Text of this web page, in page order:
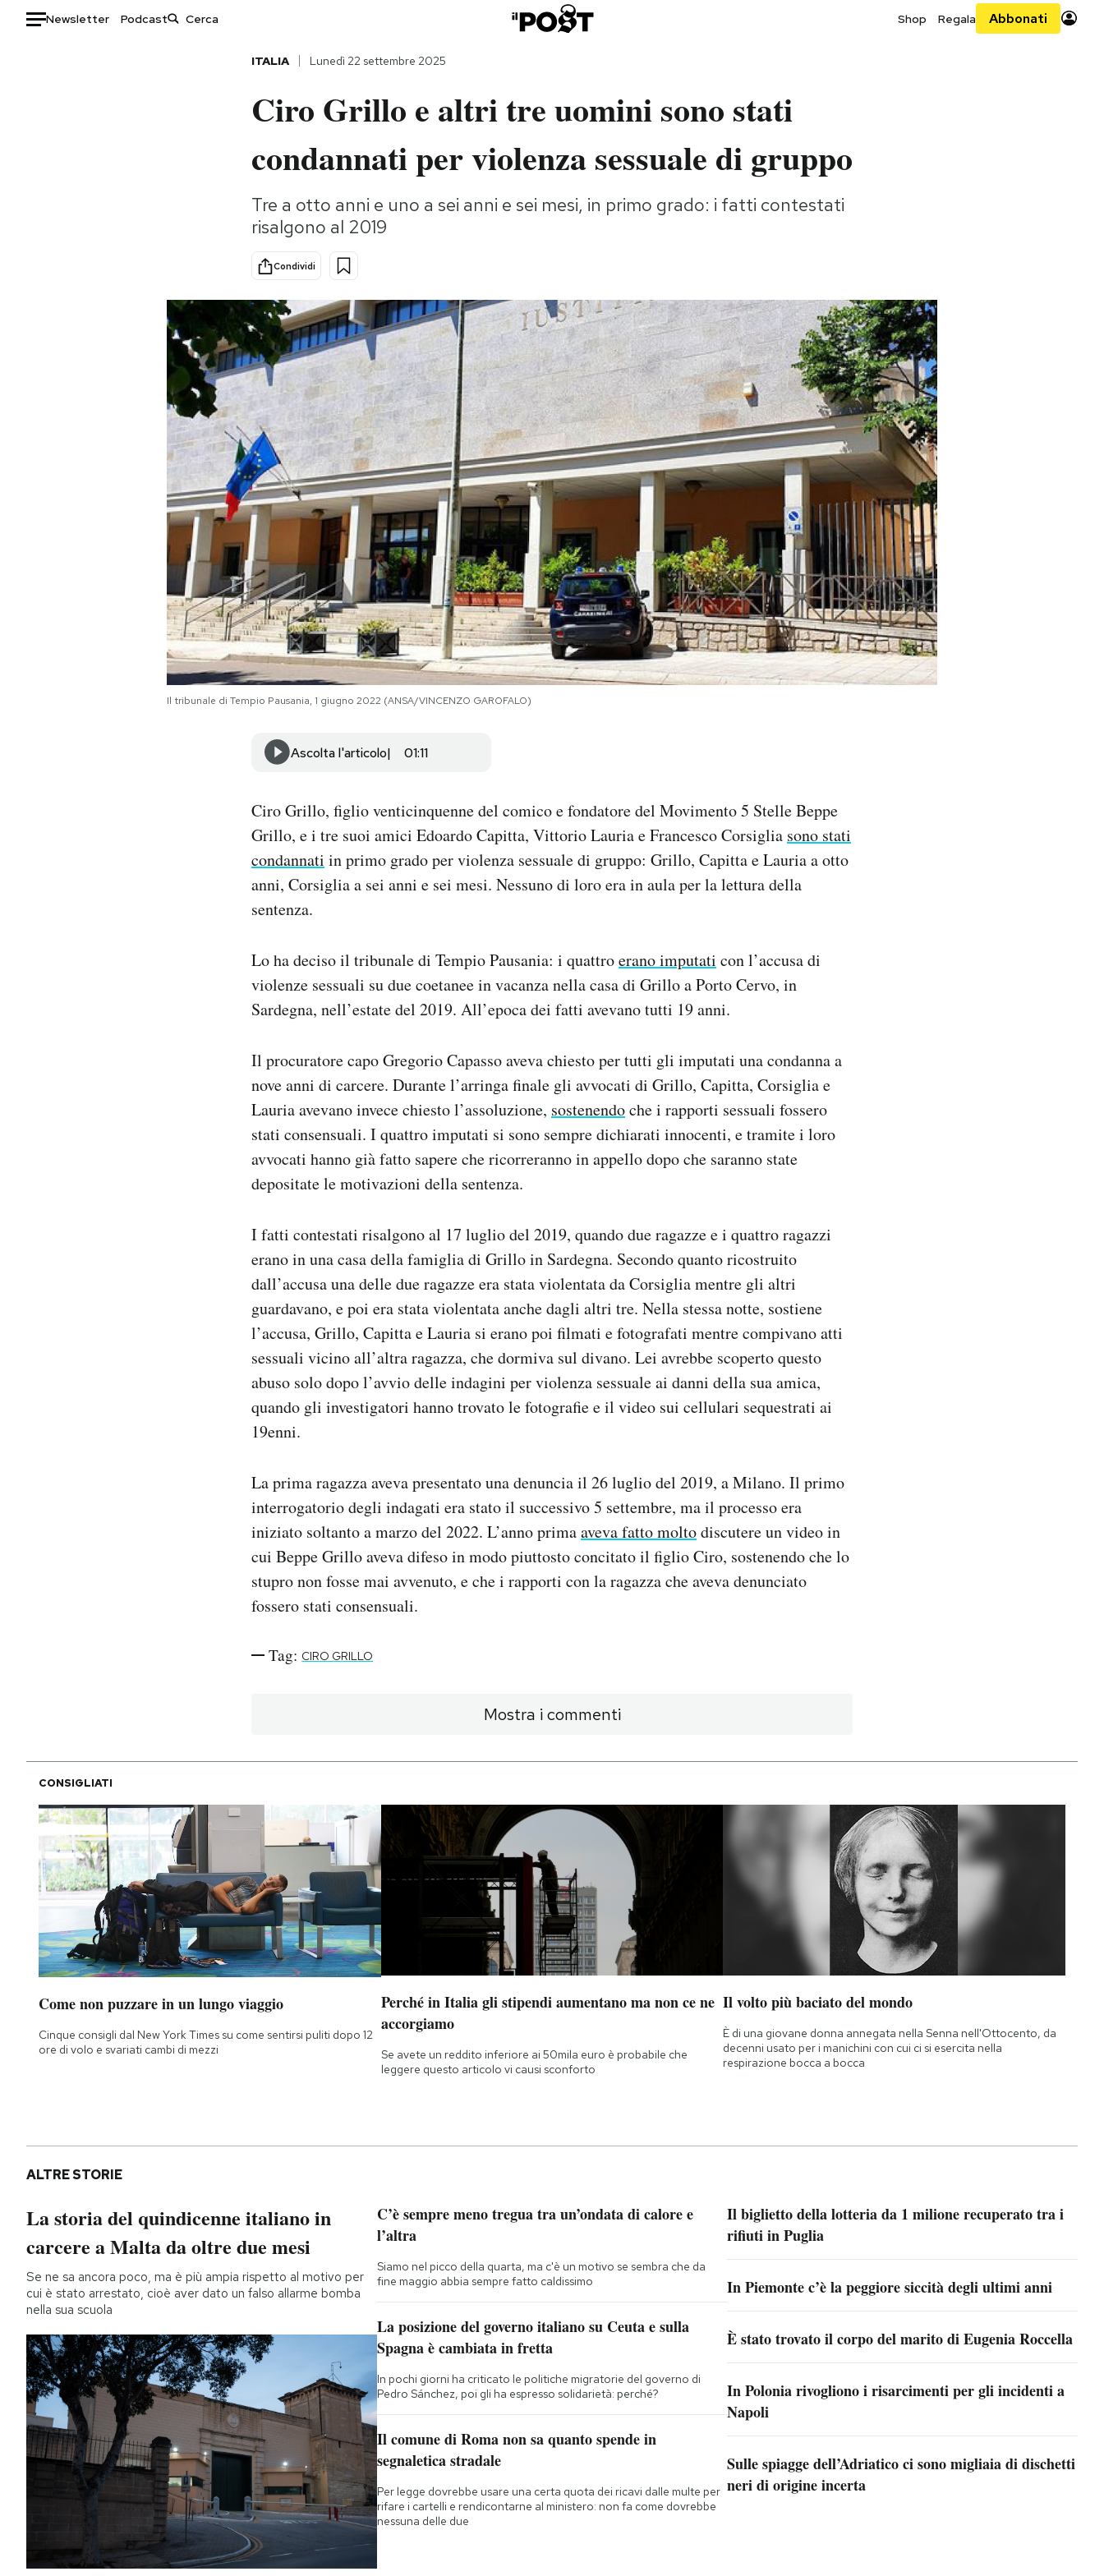
Newsletter Podcast Shop Regala Abbonati
Storie/Idee
Ok Boomer!
Altrecose
Mondiali calcio 2026
AREA PERSONALE
ITALIA Lunedì 22 settembre 2025
Ciro Grillo e altri tre uomini sono stati
condannati per violenza sessuale di gruppo
Tre a otto anni e uno a sei anni e sei mesi, in primo grado: i fatti contestati
risalgono al 2019
Condividi
Il tribunale di Tempio Pausania, 1 giugno 2022 (ANSA/VINCENZO GAROFALO)
Ascolta l'articolo 01:11
Ciro Grillo, figlio venticinquenne del comico e fondatore del Movimento 5 Stelle Beppe
Grillo, e i tre suoi amici Edoardo Capitta, Vittorio Lauria e Francesco Corsiglia sono stati
condannati in primo grado per violenza sessuale di gruppo: Grillo, Capitta e Lauria a otto
anni, Corsiglia a sei anni e sei mesi. Nessuno di loro era in aula per la lettura della
sentenza.
Lo ha deciso il tribunale di Tempio Pausania: i quattroerano imputati con l’accusa di
violenze sessuali su due coetanee in vacanza nella casa di Grillo a Porto Cervo, in
Sardegna, nell’estate del 2019. All’epoca dei fatti avevano tutti 19 anni.
Il procuratore capo Gregorio Capasso aveva chiesto per tutti gli imputati una condanna a
nove anni di carcere. Durante l’arringa finale gli avvocati di Grillo, Capitta, Corsiglia e
Lauria avevano invece chiesto l’assoluzione, sostenendoche i rapporti sessuali fossero
stati consensuali. I quattro imputati si sono sempre dichiarati innocenti, e tramite i loro
avvocati hanno già fatto sapere che ricorreranno in appello dopo che saranno state
depositate le motivazioni della sentenza.
I fatti contestati risalgono al 17 luglio del 2019, quando due ragazze e i quattro ragazzi
erano in una casa della famiglia di Grillo in Sardegna. Secondo quanto ricostruito
dall’accusa una delle due ragazze era stata violentata da Corsiglia mentre gli altri
guardavano, e poi era stata violentata anche dagli altri tre. Nella stessa notte, sostiene
l’accusa, Grillo, Capitta e Lauria si erano poi filmati e fotografati mentre compivano atti
sessuali vicino all’altra ragazza, che dormiva sul divano. Lei avrebbe scoperto questo
abuso solo dopo l’avvio delle indagini per violenza sessuale ai danni della sua amica,
quando gli investigatori hanno trovato le fotografie e il video sui cellulari sequestrati ai
19enni.
La prima ragazza aveva presentato una denuncia il 26 luglio del 2019, a Milano. Il primo
interrogatorio degli indagati era stato il successivo 5 settembre, ma il processo era
iniziato soltanto a marzo del 2022. L’anno primaaveva fatto moltodiscutere un video in
cui Beppe Grillo aveva difeso in modo piuttosto concitato il figlio Ciro, sostenendo che lo
stupro non fosse mai avvenuto, e che i rapporti con la ragazza che aveva denunciato
fossero stati consensuali.
Tag: CIRO GRILLO
Mostra i commenti
CONSIGLIATI
Come non puzzare in un lungo viaggio
Cinque consigli dal New York Times su come sentirsi puliti dopo 12
ore di volo e svariati cambi di mezzi
Perché in Italia gli stipendi aumentano ma non ce ne
accorgiamo
Se avete un reddito inferiore ai 50mila euro è probabile che
leggere questo articolo vi causi sconforto
Il volto più baciato del mondo
È di una giovane donna annegata nella Senna nell'Ottocento, da
decenni usato per i manichini con cui ci si esercita nella
respirazione bocca a bocca
ALTRE STORIE
La storia del quindicenne italiano in
carcere a Malta da oltre due mesi
Se ne sa ancora poco, ma è più ampia rispetto al motivo per
cui è stato arrestato, cioè aver dato un falso allarme bomba
nella sua scuola
C’è sempre meno tregua tra un’ondata di calore e
l’altra
Siamo nel picco della quarta, ma c'è un motivo se sembra che da
fine maggio abbia sempre fatto caldissimo
La posizione del governo italiano su Ceuta e sulla
Spagna è cambiata in fretta
In pochi giorni ha criticato le politiche migratorie del governo di
Pedro Sánchez, poi gli ha espresso solidarietà: perché?
Il comune di Roma non sa quanto spende in
segnaletica stradale
Per legge dovrebbe usare una certa quota dei ricavi dalle multe per
rifare i cartelli e rendicontarne al ministero: non fa come dovrebbe
nessuna delle due
Il biglietto della lotteria da 1 milione recuperato tra i
rifiuti in Puglia
In Piemonte c’è la peggiore siccità degli ultimi anni
È stato trovato il corpo del marito di Eugenia Roccella
In Polonia rivogliono i risarcimenti per gli incidenti a
Napoli
Sulle spiagge dell’Adriatico ci sono migliaia di dischetti
neri di origine incerta